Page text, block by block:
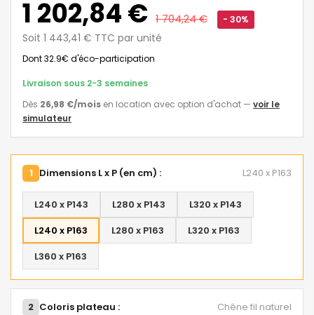
1 202,84 € 1 704,24 € - 30%
Soit 1 443,41 € TTC par unité
Dont 32.9€ d'éco-participation
Livraison sous 2-3 semaines
Dès 26,98 €/mois en location avec option d'achat — voir le
simulateur
1 Dimensions L x P (en cm) : L240 x P163
L240 x P143 L280 x P143
L320 x P143
L240 x P163
L280 x P163
L320 x P163
L360 x P163
2 Coloris plateau : Chêne fil naturel